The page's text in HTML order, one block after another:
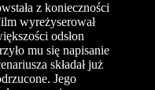
z konieczności
wyreżyserował
odsłon
mu się napisanie
składał już
Jego